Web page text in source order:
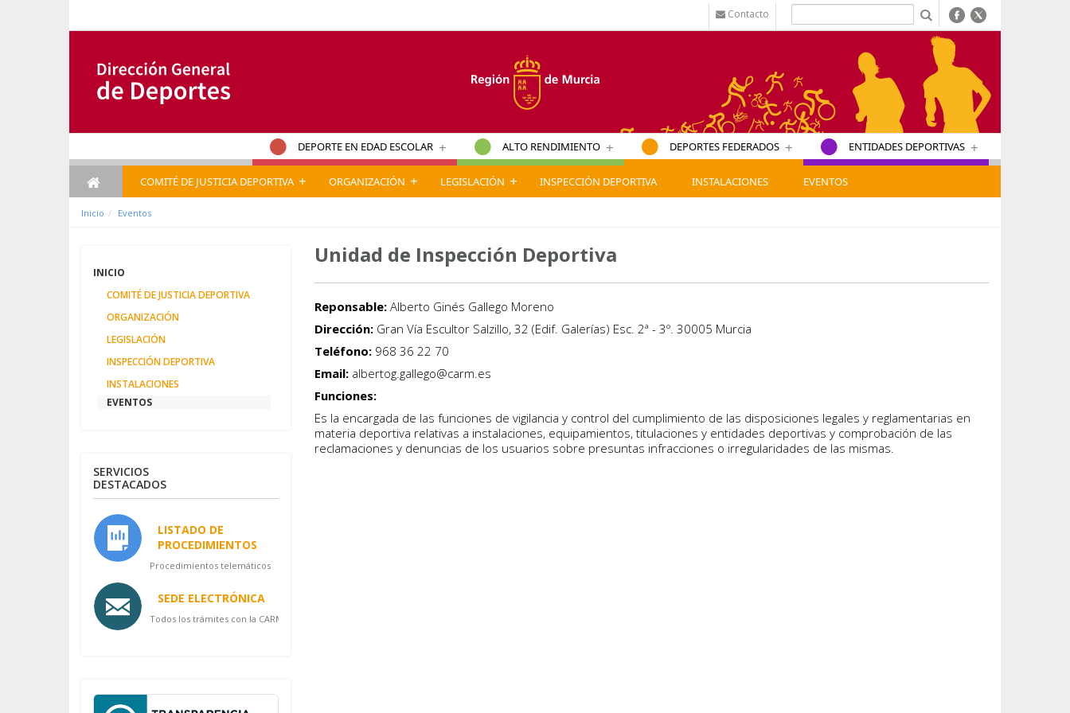
Contacto
DEPORTE EN EDAD ESCOLAR + ALTO RENDIMIENTO + DEPORTES FEDERADOS + ENTIDADES DEPORTIVAS +
COMITÉ DE JUSTICIA DEPORTIVA + ORGANIZACIÓN + LEGISLACIÓN + INSPECCIÓN DEPORTIVA INSTALACIONES EVENTOS
Inicio Eventos
INICIO
COMITÉ DE JUSTICIA DEPORTIVA
ORGANIZACIÓN
LEGISLACIÓN
INSPECCIÓN DEPORTIVA
INSTALACIONES
EVENTOS
SERVICIOS
DESTACADOS
LISTADO DE
PROCEDIMIENTOS
Procedimientos telemáticos
SEDE ELECTRÓNICA
Todos los trámites con la CARM
Unidad de Inspección Deportiva
Reponsable:Alberto Ginés Gallego Moreno
Dirección:Gran Vía Escultor Salzillo, 32 (Edif. Galerías) Esc. 2ª - 3º. 30005 Murcia
Teléfono:968 36 22 70
Email:albertog.gallego@carm.es
Funciones:
Es la encargada de las funciones de vigilancia y control del cumplimiento de las disposiciones legales y reglamentarias en
materia deportiva relativas a instalaciones, equipamientos, titulaciones y entidades deportivas y comprobación de las
reclamaciones y denuncias de los usuarios sobre presuntas infracciones o irregularidades de las mismas.